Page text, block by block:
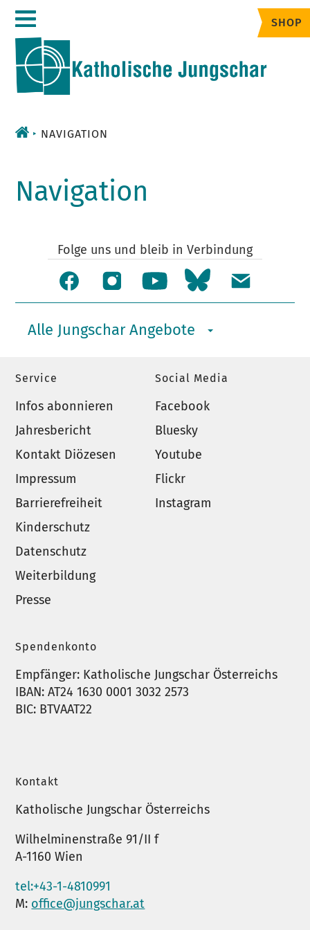
Zum
Inhalt
SHOP
NAVIGATION
Navigation
Folge uns und bleib in Verbindung
Alle Jungschar Angebote
Service
Infos abonnieren
Jahresbericht
Kontakt Diözesen
Impressum
Barrierefreiheit
Kinderschutz
Datenschutz
Weiterbildung
Presse
Social Media
Facebook
Bluesky
Youtube
Flickr
Instagram
Spendenkonto
Empfänger: Katholische Jungschar Österreichs
IBAN: AT24 1630 0001 3032 2573
BIC: BTVAAT22
Kontakt
Katholische Jungschar Österreichs
Wilhelminenstraße 91/II f
A-1160 Wien
tel:+43-1-4810991
M: office@jungschar.at